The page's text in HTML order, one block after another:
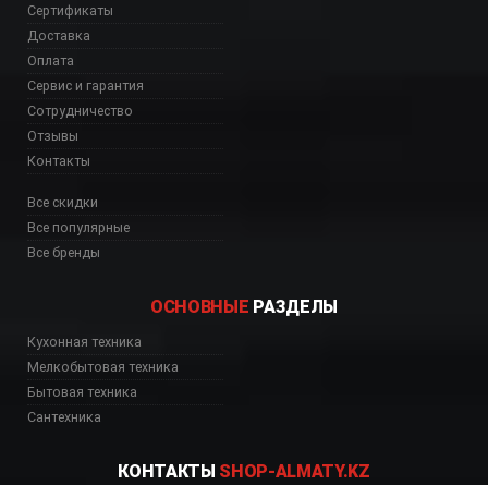
цена, Астана,
Сертификаты
Доставка
Оплата
Сервис и гарантия
Сотрудничество
Отзывы
Контакты
Все скидки
Все популярные
Все бренды
ОСНОВНЫЕ РАЗДЕЛЫ
Кухонная техника
Мелкобытовая техника
Бытовая техника
Сантехника
КОНТАКТЫ SHOP-ALMATY.KZ